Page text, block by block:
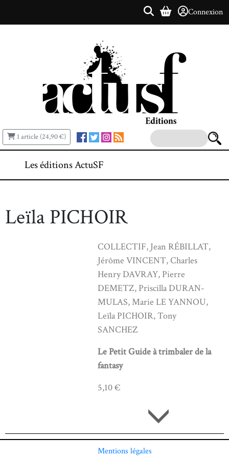
Connexion
1 article (24,90 €)
Les éditions ActuSF
Leïla PICHOIR
COLLECTIF, Jean RÉBILLAT,
Jérôme VINCENT, Charles
Henry DAVRAY, Pierre
DEMETZ, Priscilla DURAN-
MULAS, Marie LE YANNOU,
Leïla PICHOIR, Tony
SANCHEZ
Le Petit Guide à trimbaler de la
fantasy
5,10 €
Mentions légales